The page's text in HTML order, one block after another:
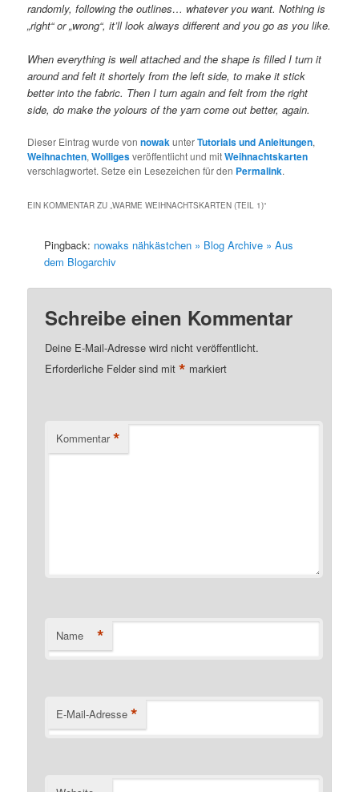
randomly, following the outlines… whatever you want. Nothing is
„right“ or „wrong“, it’ll look always different and you go as you like.
When everything is well attached and the shape is filled I turn it
around and felt it shortely from the left side, to make it stick
better into the fabric. Then I turn again and felt from the right
side, do make the yolours of the yarn come out better, again.
Dieser Eintrag wurde vonnowakunterTutorials und Anleitungen,
Weihnachten,Wolligesveröffentlicht und mitWeihnachtskarten
verschlagwortet. Setze ein Lesezeichen für den Permalink.
EIN KOMMENTAR ZU „WARME WEIHNACHTSKARTEN (TEIL 1)“
Pingback: nowaks nähkästchen » Blog Archive » Aus
dem Blogarchiv
Schreibe einen Kommentar
Deine E-Mail-Adresse wird nicht veröffentlicht.
Erforderliche Felder sind mit* markiert
Kommentar *
Name *
E-Mail-Adresse *